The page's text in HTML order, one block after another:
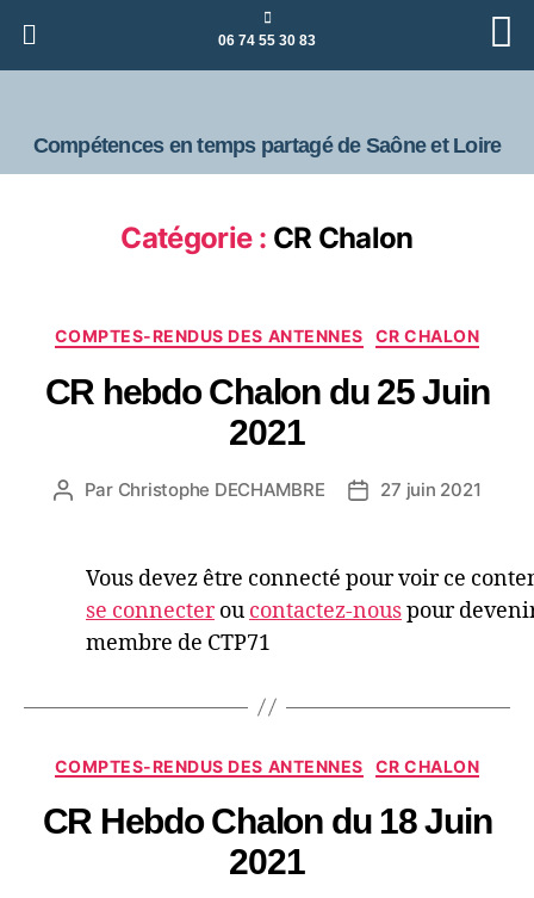
06 74 55 30 83
Compétences en temps partagé de Saône et Loire
Catégorie : CR Chalon
COMPTES-RENDUS DES ANTENNES CR CHALON
CR hebdo Chalon du 25 Juin
2021
Par Christophe DECHAMBRE 27 juin 2021
Vous devez être connecté pour voir ce
se connecterou contactez-nouspour
membre de CTP71
COMPTES-RENDUS DES ANTENNES CR CHALON
CR Hebdo Chalon du 18 Juin
2021